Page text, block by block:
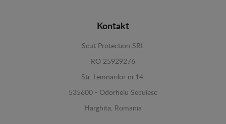
Kontakt
Scut Protection SRL
RO 25929276
Str. Lemnarilor nr.14.
535600 - Odorheiu Secuiesc
Harghita, Romania